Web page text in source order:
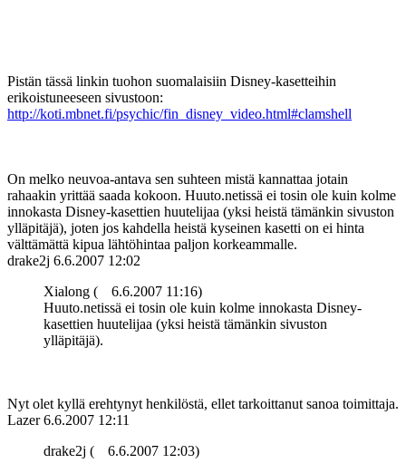
Pistän tässä linkin tuohon suomalaisiin Disney-kasetteihin
erikoistuneeseen sivustoon:
http://koti.mbnet.fi/psychic/fin_disney_video.html#clamshell
On melko neuvoa-antava sen suhteen mistä kannattaa jotain
rahaakin yrittää saada kokoon. Huuto.netissä ei tosin ole kuin kolme
innokasta Disney-kasettien huutelijaa (yksi heistä tämänkin sivuston
ylläpitäjä), joten jos kahdella heistä kyseinen kasetti on ei hinta
välttämättä kipua lähtöhintaa paljon korkeammalle.
drake2j 6.6.2007 12:02
Xialong (
6.6.2007 11:16)
Huuto.netissä ei tosin ole kuin kolme innokasta Disney-
kasettien huutelijaa (yksi heistä tämänkin sivuston
ylläpitäjä).
Nyt olet kyllä erehtynyt henkilöstä, ellet tarkoittanut sanoa toimittaja.
Lazer 6.6.2007 12:11
drake2j (
6.6.2007 12:03)